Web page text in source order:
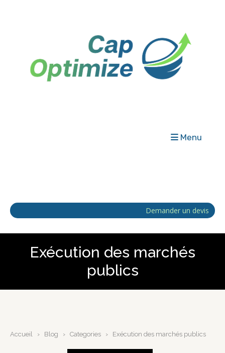
Menu
Demander un devis
Exécution des marchés
publics
Accueil › Blog › Categories › Exécution des marchés publics